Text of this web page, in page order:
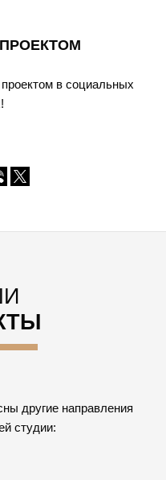
в социальных
другие направления
студии: